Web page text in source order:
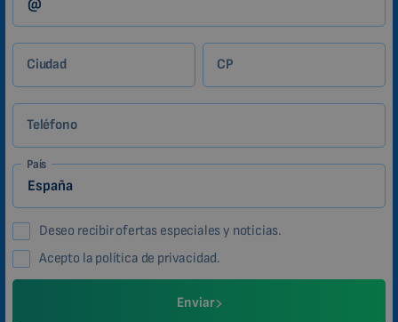
Ciudad CP
Teléfono
País
Deseo recibir ofertas especiales y noticias.
Acepto la política de privacidad.
Enviar